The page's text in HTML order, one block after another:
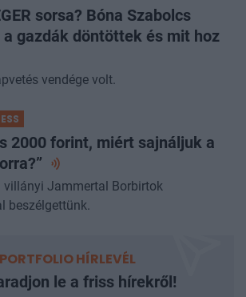
sorsa? Bóna Szabolcs
gazdák döntöttek és mit hoz
vendége volt.
2000 forint, miért sajnáljuk a
villányi Jammertal Borbirtok
beszélgettünk.
PORTFOLIO HÍRLEVÉL
le a friss hírekről!